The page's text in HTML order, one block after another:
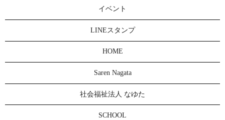
イベント
LINEスタンプ
HOME
Saren Nagata
社会福祉法人 なゆた
SCHOOL